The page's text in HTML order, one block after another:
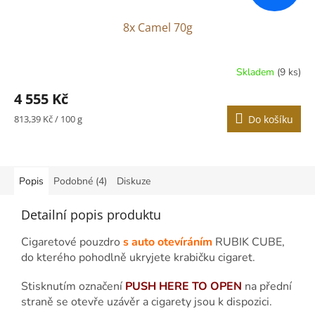
8x Camel 70g
Skladem (9 ks)
4 555 Kč
Měrná
813,39 Kč / 100 g Do košíku
Popis Podobné (4) Diskuze
Detailní popis produktu
Cigaretové pouzdro s auto otevíráním RUBIK CUBE,
do kterého pohodlně ukryjete krabičku cigaret.
Stisknutím označení PUSH HERE TO OPEN na přední
straně se otevře uzávěr a cigarety jsou k dispozici.